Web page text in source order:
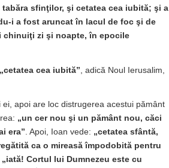
sfinţilor, şi cetatea cea iubită; şi a
i a fost aruncat în lacul de foc şi de
chinuiţi zi şi noapte, în epocile
„cetatea cea iubită” , adică Noul Ierusalim,
apoi are loc distrugerea acestui pământ
„un cer nou şi un pământ nou, căci
era”. Apoi, Ioan vede: „cetatea sfântă,
ca o mireasă împodobită pentru
Cortul lui Dumnezeu este cu